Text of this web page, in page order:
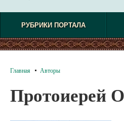
РУБРИКИ ПОРТАЛА
Главная Авторы
Протоиерей